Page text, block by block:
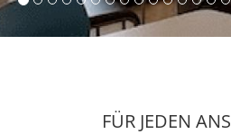
FÜR JEDEN